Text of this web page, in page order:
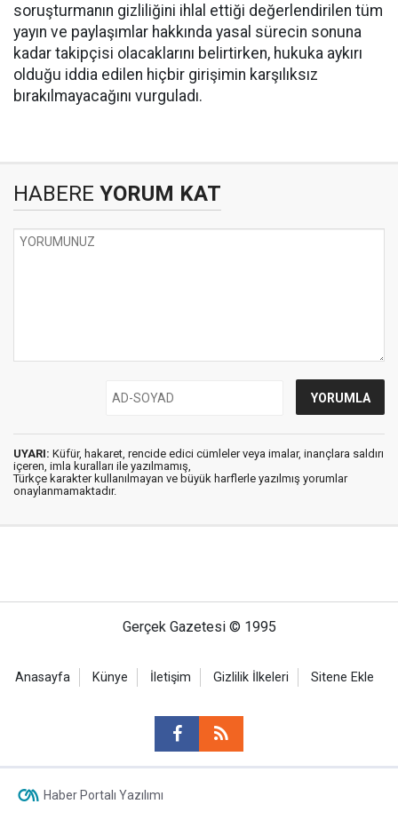
soruşturmanın gizliliğini ihlal ettiği değerlendirilen tüm
yayın ve paylaşımlar hakkında yasal sürecin sonuna
kadar takipçisi olacaklarını belirtirken, hukuka aykırı
olduğu iddia edilen hiçbir girişimin karşılıksız
bırakılmayacağını vurguladı.
HABERE YORUM KAT
UYARI: Küfür, hakaret, rencide edici cümleler veya imalar, inançlara saldırı
içeren, imla kuralları ile yazılmamış,
Türkçe karakter kullanılmayan ve büyük harflerle yazılmış yorumlar
onaylanmamaktadır.
Gerçek Gazetesi © 1995
Anasayfa Künye İletişim Gizlilik İlkeleri Sitene Ekle
Haber Portalı Yazılımı